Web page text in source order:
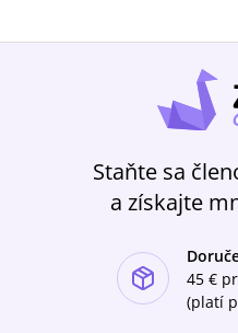
Staňte sa
a získajte
45 €
(platí